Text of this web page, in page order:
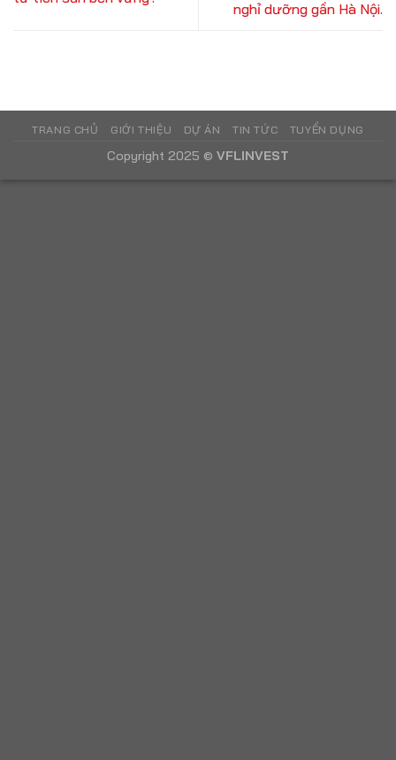
nghỉ dưỡng gần Hà Nội.
TRANG CHỦ GIỚI THIỆU DỰ ÁN TIN TỨC TUYỂN DỤNG
Copyright 2025 © VFLINVEST